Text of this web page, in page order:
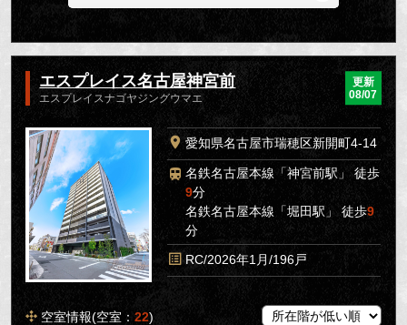
エスプレイス名古屋神宮前
エスプレイスナゴヤジングウマエ
更新
08/07
愛知県名古屋市瑞穂区新開町4-14
名鉄名古屋本線「神宮前駅」 徒歩
9分
名鉄名古屋本線「堀田駅」 徒歩9
分
RC/2026年1月/196戸
空室情報(空室：22)